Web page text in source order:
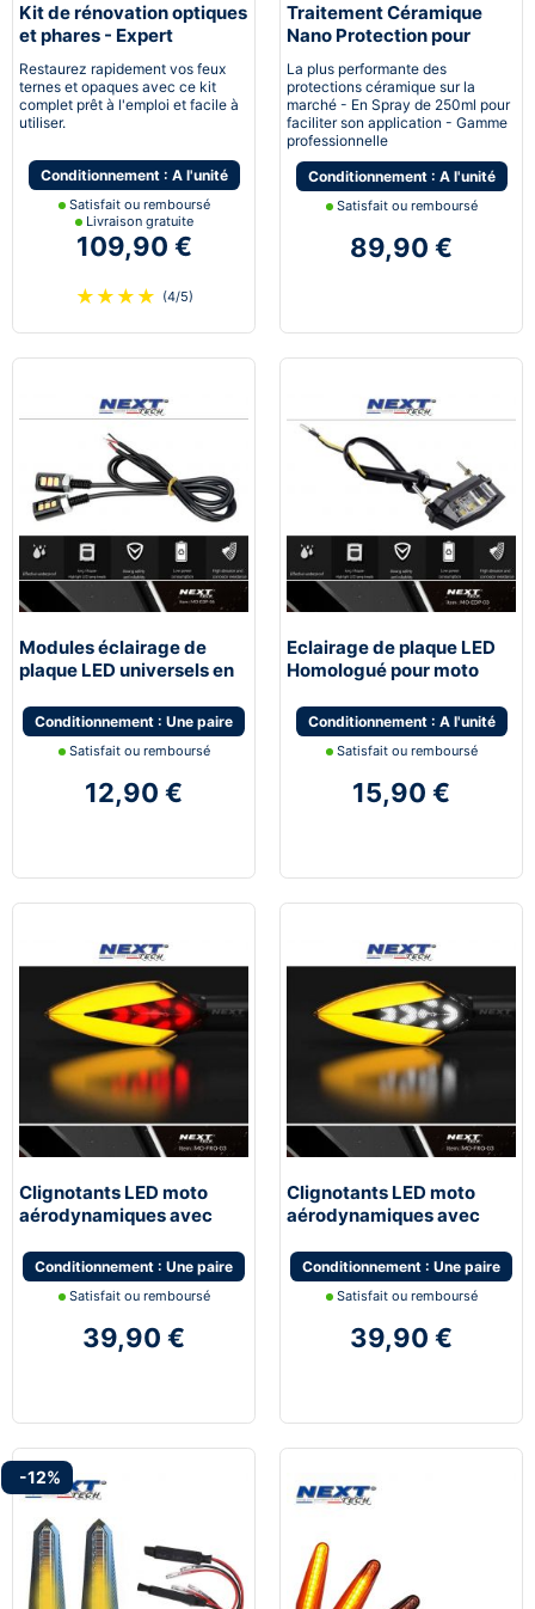
Kit de rénovation optiques
et phares - Expert
pneumatique
Restaurez rapidement vos feux
ternes et opaques avec ce kit
complet prêt à l'emploi et facile à
utiliser.
Conditionnement : A l'unité
Satisfait ou remboursé
Livraison gratuite
109,90 €
★ ★ ★ ★ (4/5)
Traitement Céramique
Nano Protection pour
voiture
La plus performante des
protections céramique sur la
marché - En Spray de 250ml pour
faciliter son application - Gamme
professionnelle
Conditionnement : A l'unité
Satisfait ou remboursé
89,90 €
Modules éclairage de
plaque LED universels en
Conditionnement : Une paire
Satisfait ou remboursé
12,90 €
Eclairage de plaque LED
Homologué pour moto
Conditionnement : A l'unité
Satisfait ou remboursé
15,90 €
Clignotants LED moto
aérodynamiques avec
Conditionnement : Une paire
Satisfait ou remboursé
39,90 €
Clignotants LED moto
aérodynamiques avec
Conditionnement : Une paire
Satisfait ou remboursé
39,90 €
-12%